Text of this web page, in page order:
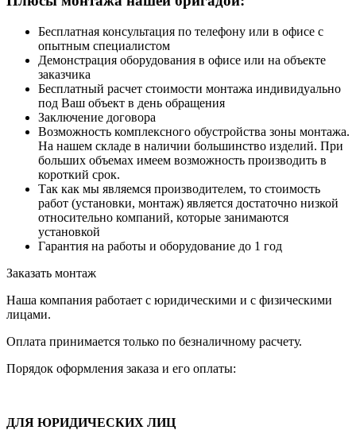
Бесплатная консультация по телефону или в офисе с
опытным специалистом
Демонстрация оборудования в офисе или на объекте
заказчика
Бесплатный расчет стоимости монтажа индивидуально
под Ваш объект в день обращения
Заключение договора
Возможность комплексного обустройства зоны монтажа.
На нашем складе в наличии большинство изделий. При
больших объемах имеем возможность производить в
короткий срок.
Так как мы являемся производителем, то стоимость
работ (установки, монтаж) является достаточно низкой
относительно компаний, которые занимаются
установкой
Гарантия на работы и оборудование до 1 год
Заказать монтаж
Наша компания работает с юридическими и с физическими
лицами.
Оплата принимается только по безналичному расчету.
Порядок оформления заказа и его оплаты:
ДЛЯ ЮРИДИЧЕСКИХ ЛИЦ